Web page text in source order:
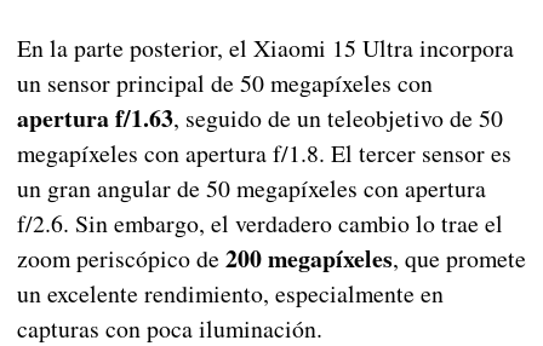
En la parte posterior, el Xiaomi 15 Ultra incorpora
un sensor principal de 50 megapíxeles con
apertura f/1.63, seguido de un teleobjetivo de 50
megapíxeles con apertura f/1.8. El tercer sensor es
un gran angular de 50 megapíxeles con apertura
f/2.6. Sin embargo, el verdadero cambio lo trae el
zoom periscópico de 200 megapíxeles, que promete
un excelente rendimiento, especialmente en
capturas con poca iluminación.